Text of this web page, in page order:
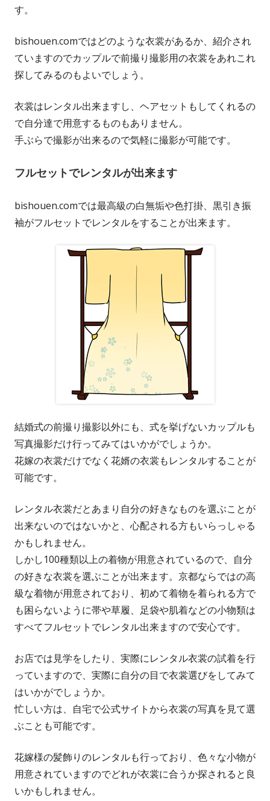
す。
bishouen.comではどのような衣裳があるか、紹介され
ていますのでカップルで前撮り撮影用の衣裳をあれこれ
探してみるのもよいでしょう。
衣裳はレンタル出来ますし、ヘアセットもしてくれるの
で自分達で用意するものもありません。
手ぶらで撮影が出来るので気軽に撮影が可能です。
フルセットでレンタルが出来ます
bishouen.comでは最高級の白無垢や色打掛、黒引き振
袖がフルセットでレンタルをすることが出来ます。
結婚式の前撮り撮影以外にも、式を挙げないカップルも
写真撮影だけ行ってみてはいかがでしょうか。
花嫁の衣裳だけでなく花婿の衣裳もレンタルすることが
可能です。
レンタル衣裳だとあまり自分の好きなものを選ぶことが
出来ないのではないかと、心配される方もいらっしゃる
かもしれません。
しかし100種類以上の着物が用意されているので、自分
の好きな衣裳を選ぶことが出来ます。京都ならではの高
級な着物が用意されており、初めて着物を着られる方で
も困らないように帯や草履、足袋や肌着などの小物類は
すべてフルセットでレンタル出来ますので安心です。
お店では見学をしたり、実際にレンタル衣裳の試着を行
っていますので、実際に自分の目で衣裳選びをしてみて
はいかがでしょうか。
忙しい方は、自宅で公式サイトから衣裳の写真を見て選
ぶことも可能です。
花嫁様の髪飾りのレンタルも行っており、色々な小物が
用意されていますのでどれが衣裳に合うか探されると良
いかもしれません。